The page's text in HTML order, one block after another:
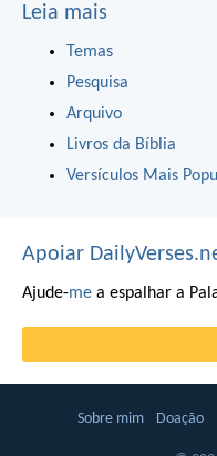
Leia mais
Temas
Pesquisa
Arquivo
Livros da Bíblia
Versículos Mais
Apoiar
Ajude-me a espalhar a
Sobre mim Doação